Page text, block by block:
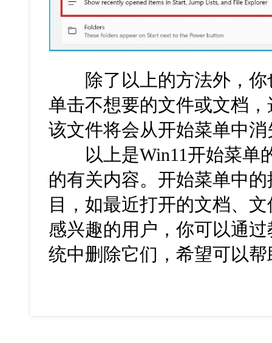
除了以上的方法外，你
单击不想要的文件或文档
该文件将会从开始菜单中消
以上是Win11开始菜单
的有关内容。开始菜单中
目，如最近打开的文档、
感兴趣的用户，你可以通
统中删除它们，希望可以